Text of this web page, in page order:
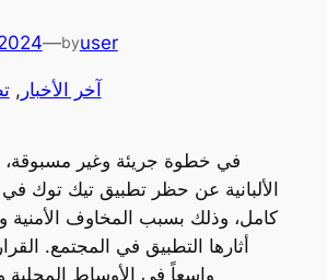
—byuser
آخر الأخبار ,
في خطوة جريئة وغير مسبوقة،
الألبانية عن حظر تطبيق تيك توك في
كامل، وذلك بسبب المخاوف الأمنية
أثارها التطبيق في المجتمع.
واسعاً في الأوساط المحلية